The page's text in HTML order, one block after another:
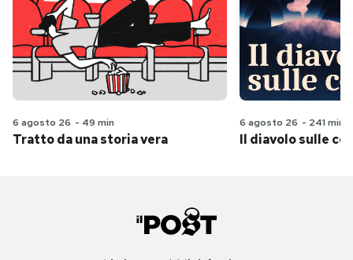
6 agosto 26 - 49 min
Tratto da una storia vera
6 agosto 26 - 241 min
Il diavolo sulle